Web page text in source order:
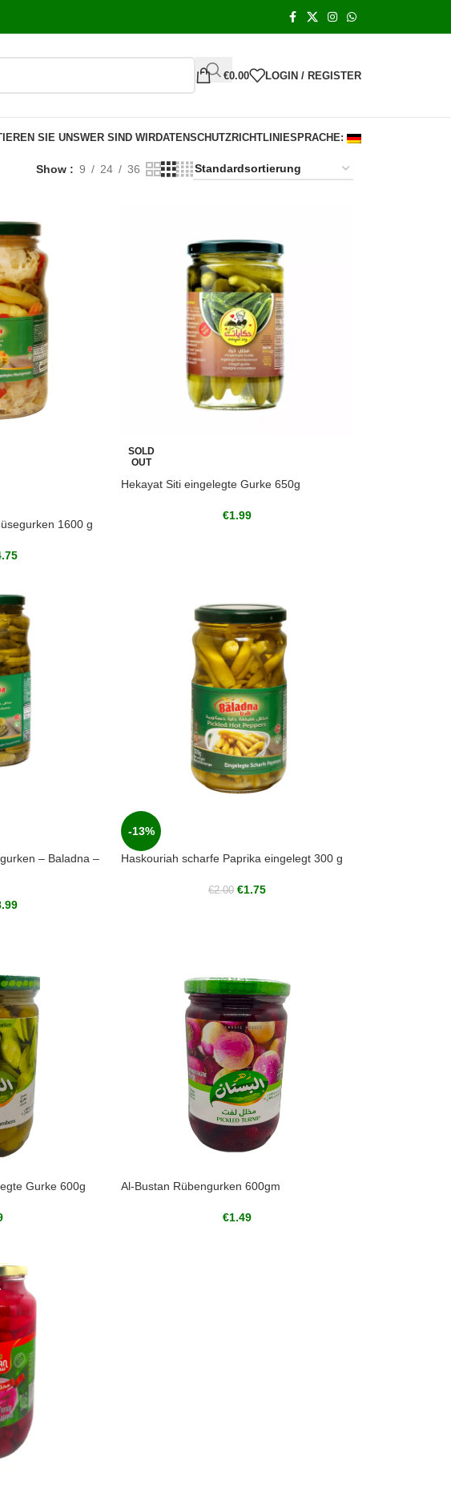
€0.00 LOGIN / REGISTER
SIE UNSWER SIND WIRDATENSCHUTZRICHTLINIESPRACHE:
Show 9 24 36
1600 g
SOLD
OUT
Hekayat Siti eingelegte Gurke 650g
€1.99
– Baladna –
-13%
Haskouriah scharfe Paprika eingelegt 300 g
€2.00 €1.75
Gurke 600g Al-Bustan Rübengurken 600gm
€1.49